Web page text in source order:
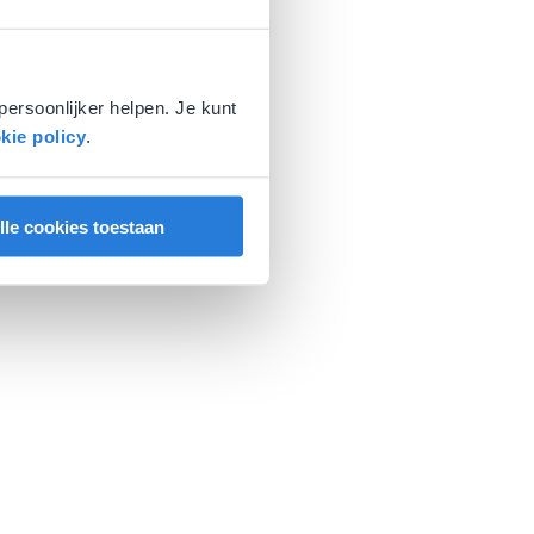
helpen. Je kunt
policy.
cookies toestaan